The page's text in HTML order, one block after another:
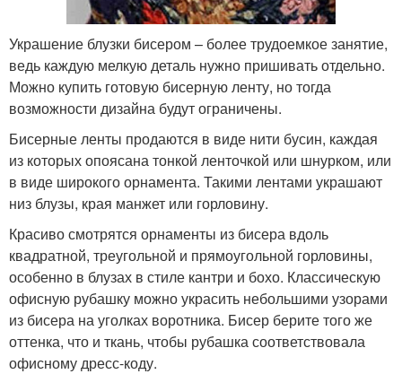
Украшение блузки бисером – более трудоемкое занятие,
ведь каждую мелкую деталь нужно пришивать отдельно.
Можно купить готовую бисерную ленту, но тогда
возможности дизайна будут ограничены.
Бисерные ленты продаются в виде нити бусин, каждая
из которых опоясана тонкой ленточкой или шнурком, или
в виде широкого орнамента. Такими лентами украшают
низ блузы, края манжет или горловину.
Красиво смотрятся орнаменты из бисера вдоль
квадратной, треугольной и прямоугольной горловины,
особенно в блузах в стиле кантри и бохо. Классическую
офисную рубашку можно украсить небольшими узорами
из бисера на уголках воротника. Бисер берите того же
оттенка, что и ткань, чтобы рубашка соответствовала
офисному дресс-коду.